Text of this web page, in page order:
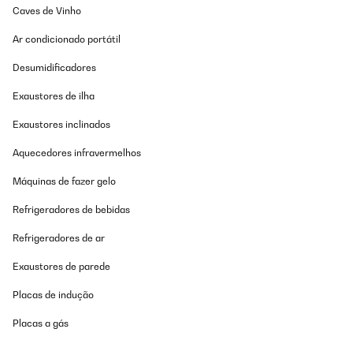
Caves de Vinho
Ar condicionado portátil
Desumidificadores
Exaustores de ilha
Exaustores inclinados
Aquecedores infravermelhos
Máquinas de fazer gelo
Refrigeradores de bebidas
Refrigeradores de ar
Exaustores de parede
Placas de indução
Placas a gás